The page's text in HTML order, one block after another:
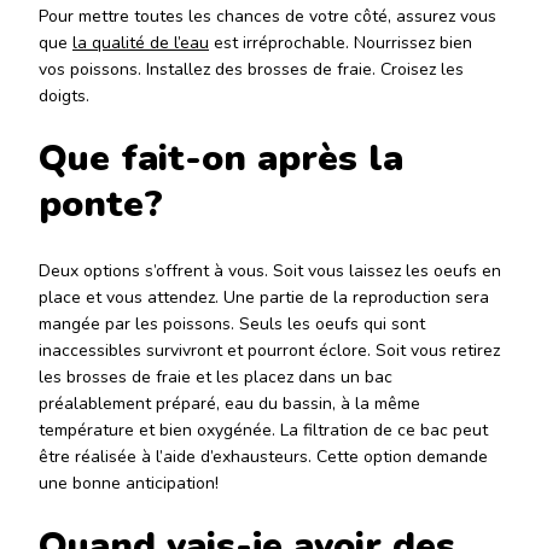
Pour mettre toutes les chances de votre côté, assurez vous
que la qualité de l’eau est irréprochable. Nourrissez bien
vos poissons. Installez des brosses de fraie. Croisez les
doigts.
Que fait-on après la
ponte?
Deux options s’offrent à vous. Soit vous laissez les oeufs en
place et vous attendez. Une partie de la reproduction sera
mangée par les poissons. Seuls les oeufs qui sont
inaccessibles survivront et pourront éclore. Soit vous retirez
les brosses de fraie et les placez dans un bac
préalablement préparé, eau du bassin, à la même
température et bien oxygénée. La filtration de ce bac peut
être réalisée à l’aide d’exhausteurs. Cette option demande
une bonne anticipation!